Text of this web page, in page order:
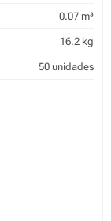
0.07 m³
16.2 kg
50 unidades